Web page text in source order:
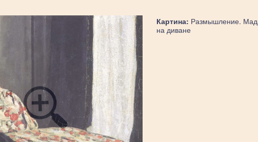
Картина: Размышление.
на диване